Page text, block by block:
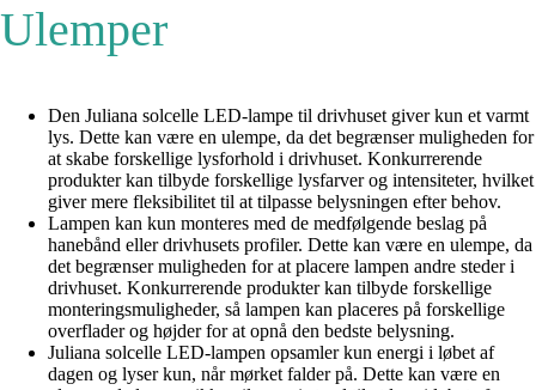
Ulemper
Den Juliana solcelle LED-lampe til drivhuset giver kun et varmt
lys. Dette kan være en ulempe, da det begrænser muligheden for
at skabe forskellige lysforhold i drivhuset. Konkurrerende
produkter kan tilbyde forskellige lysfarver og intensiteter, hvilket
giver mere fleksibilitet til at tilpasse belysningen efter behov.
Lampen kan kun monteres med de medfølgende beslag på
hanebånd eller drivhusets profiler. Dette kan være en ulempe, da
det begrænser muligheden for at placere lampen andre steder i
drivhuset. Konkurrerende produkter kan tilbyde forskellige
monteringsmuligheder, så lampen kan placeres på forskellige
overflader og højder for at opnå den bedste belysning.
Juliana solcelle LED-lampen opsamler kun energi i løbet af
dagen og lyser kun, når mørket falder på. Dette kan være en